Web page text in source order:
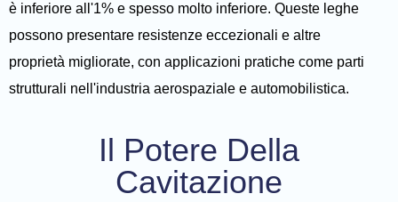
è inferiore all'1% e spesso molto inferiore. Queste leghe
possono presentare resistenze eccezionali e altre
proprietà migliorate, con applicazioni pratiche come parti
strutturali nell'industria aerospaziale e automobilistica.
Il Potere Della
Cavitazione